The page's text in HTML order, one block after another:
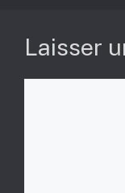
Laisser